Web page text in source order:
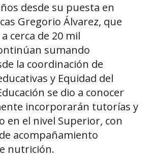
desde su puesta en
Gregorio Álvarez, que
cerca de 20 mil
sumando
la coordinación de
y Equidad del
se dio a conocer
incorporarán tutorías y
en el nivel Superior, con
acompañamiento
nutrición.